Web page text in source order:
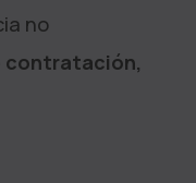
no
contratación,